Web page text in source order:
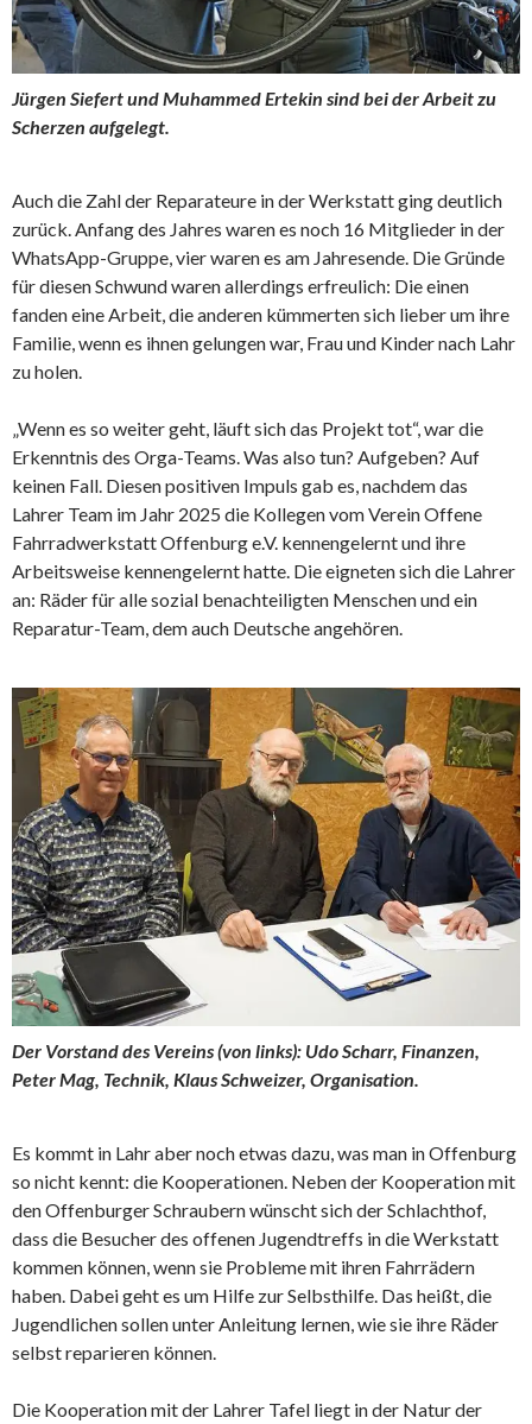
Jürgen Siefert und Muhammed Ertekin sind bei der Arbeit zu
Scherzen aufgelegt.
Auch die Zahl der Reparateure in der Werkstatt ging deutlich
zurück. Anfang des Jahres waren es noch 16 Mitglieder in der
WhatsApp-Gruppe, vier waren es am Jahresende. Die Gründe
für diesen Schwund waren allerdings erfreulich: Die einen
fanden eine Arbeit, die anderen kümmerten sich lieber um ihre
Familie, wenn es ihnen gelungen war, Frau und Kinder nach Lahr
zu holen.
„Wenn es so weiter geht, läuft sich das Projekt tot“, war die
Erkenntnis des Orga-Teams. Was also tun? Aufgeben? Auf
keinen Fall. Diesen positiven Impuls gab es, nachdem das
Lahrer Team im Jahr 2025 die Kollegen vom Verein Offene
Fahrradwerkstatt Offenburg e.V. kennengelernt und ihre
Arbeitsweise kennengelernt hatte. Die eigneten sich die Lahrer
an: Räder für alle sozial benachteiligten Menschen und ein
Reparatur-Team, dem auch Deutsche angehören.
Der Vorstand des Vereins (von links): Udo Scharr, Finanzen,
Peter Mag, Technik, Klaus Schweizer, Organisation.
Es kommt in Lahr aber noch etwas dazu, was man in Offenburg
so nicht kennt: die Kooperationen. Neben der Kooperation mit
den Offenburger Schraubern wünscht sich der Schlachthof,
dass die Besucher des offenen Jugendtreffs in die Werkstatt
kommen können, wenn sie Probleme mit ihren Fahrrädern
haben. Dabei geht es um Hilfe zur Selbsthilfe. Das heißt, die
Jugendlichen sollen unter Anleitung lernen, wie sie ihre Räder
selbst reparieren können.
Die Kooperation mit der Lahrer Tafel liegt in der Natur der